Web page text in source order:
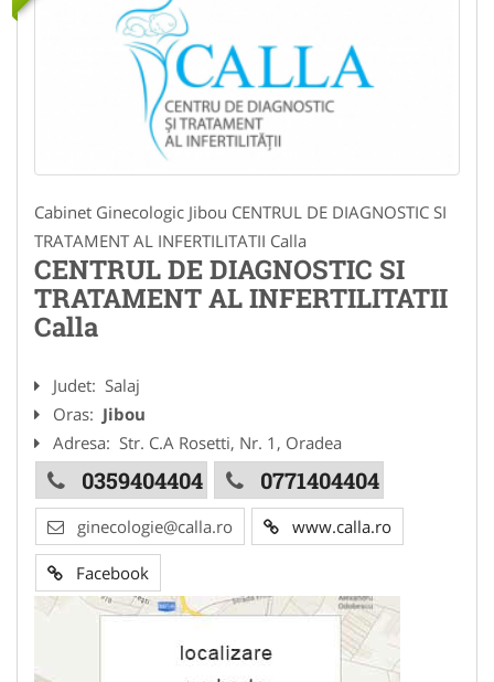
Cabinet Ginecologic Jibou CENTRUL DE DIAGNOSTIC SI
TRATAMENT AL INFERTILITATII Calla
CENTRUL DE DIAGNOSTIC SI
TRATAMENT AL INFERTILITATII
Calla
Judet: Salaj
Oras: Jibou
Adresa: Str. C.A Rosetti, Nr. 1, Oradea
0359404404 0771404404
ginecologie@calla.ro www.calla.ro
Facebook